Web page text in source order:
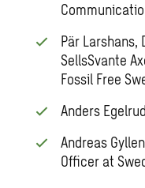
Pär
SellsSvante
Fossil Free
Anders
Andreas
Officer at